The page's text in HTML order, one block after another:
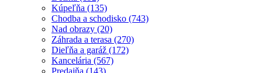
Kúpeľňa (135)
Chodba a schodisko (743)
Nad obrazy (20)
Záhrada a terasa (270)
Dieľňa a garáž (172)
Kancelária (567)
Predajňa (143)